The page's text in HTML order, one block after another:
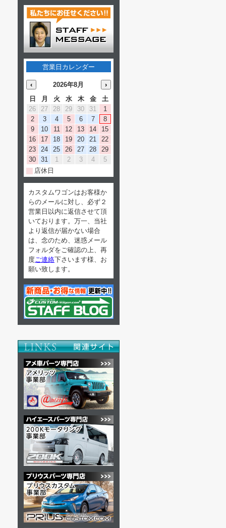
営業日カレンダー
‹ 2026年8月
›
日
月 火 水 木 金
土
26
27 28 29 30 31
1
2
3 4 5 6 7
8
9
10 11 12 13 14
15
16
17 18 19 20 21
22
23
24 25 26 27 28
29
30
31 1 2 3 4
5
店休日
カスタムワゴンはお客様か
らのメールに対し、必ず２
営業日以内に返信させて頂
いております。万一、当社
より返信が届かない場合
は、念のため、迷惑メール
フォルダをご確認の上、再
度 ご連絡下さいます様、お
願い致します。